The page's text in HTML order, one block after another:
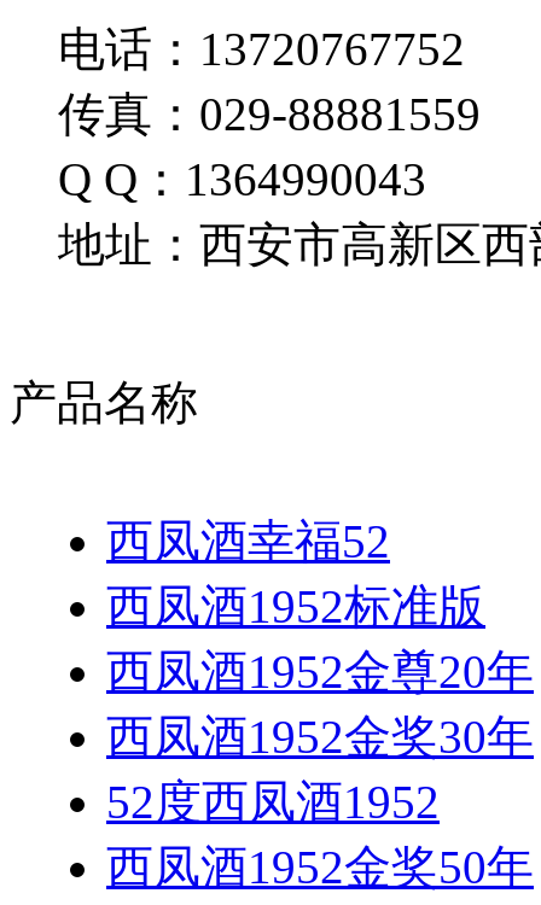
电话：13720767752
传真：029-88881559
Q Q：1364990043
地址：西安市高新区西
产品名称
西凤酒幸福52
西凤酒1952标准版
西凤酒1952金尊20年
西凤酒1952金奖30年
52度西凤酒1952
西凤酒1952金奖50年